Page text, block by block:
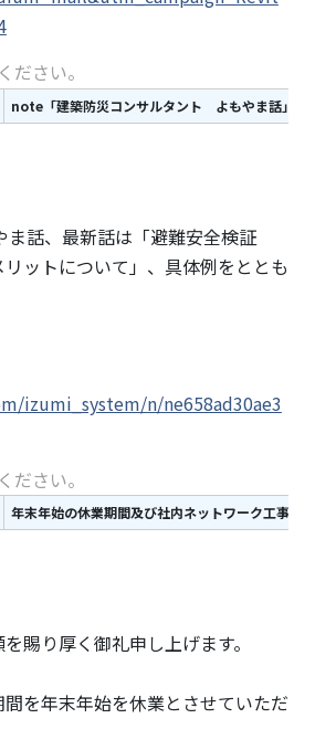
ださい。
note「建築防災コンサルタント よもやま話」
話、最新話は「避難安全検証
ットについて」、具体例をととも
izumi_system/n/ne658ad30ae3
ださい。
年末年始の休業期間及び社内ネットワーク工事
賜り厚く御礼申し上げます。
を年末年始を休業とさせていただ